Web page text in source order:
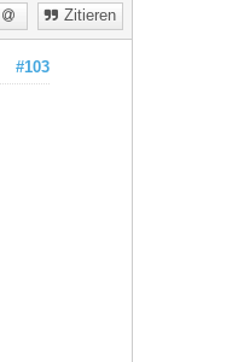
Zitieren
#103